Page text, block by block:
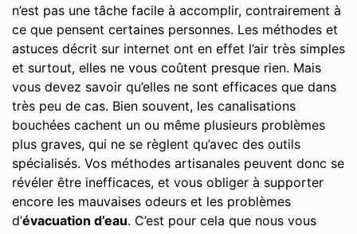
n’est pas une tâche facile à accomplir, contrairement à
ce que pensent certaines personnes. Les méthodes et
astuces décrit sur internet ont en effet l’air très simples
et surtout, elles ne vous coûtent presque rien. Mais
vous devez savoir qu’elles ne sont efficaces que dans
très peu de cas. Bien souvent, les canalisations
bouchées cachent un ou même plusieurs problèmes
plus graves, qui ne se règlent qu’avec des outils
spécialisés. Vos méthodes artisanales peuvent donc se
révéler être inefficaces, et vous obliger à supporter
encore les mauvaises odeurs et les problèmes
d’évacuation d’eau. C’est pour cela que nous vous